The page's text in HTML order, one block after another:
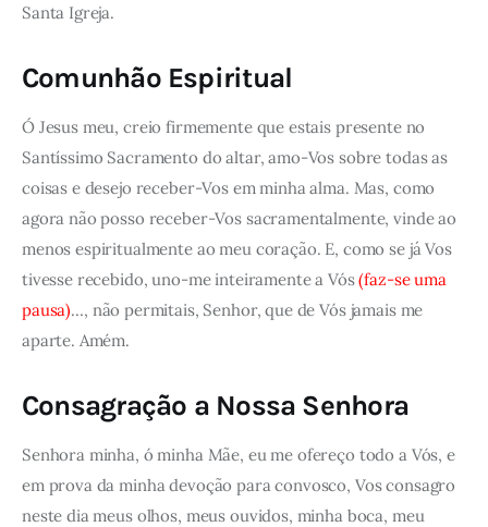
Santa Igreja.
Comunhão Espiritual
Ó Jesus meu, creio firmemente que estais presente no
Santíssimo Sacramento do altar, amo-Vos sobre todas as
coisas e desejo receber-Vos em minha alma. Mas, como
agora não posso receber-Vos sacramentalmente, vinde ao
menos espiritualmente ao meu coração. E, como se já Vos
tivesse recebido, uno-me inteiramente a Vós(faz-se uma
pausa)…, não permitais, Senhor, que de Vós jamais me
aparte. Amém.
Consagração a Nossa Senhora
Senhora minha, ó minha Mãe, eu me ofereço todo a Vós, e
em prova da minha devoção para convosco, Vos consagro
neste dia meus olhos, meus ouvidos, minha boca, meu